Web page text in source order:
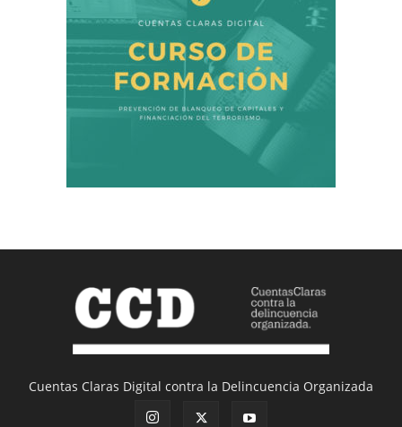
Cuentas Claras Digital contra la Delincuencia Organizada